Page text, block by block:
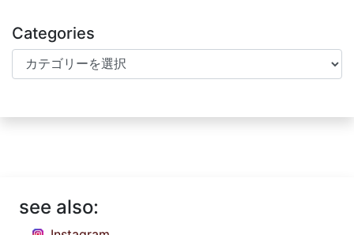
Categories
Categories
see also: